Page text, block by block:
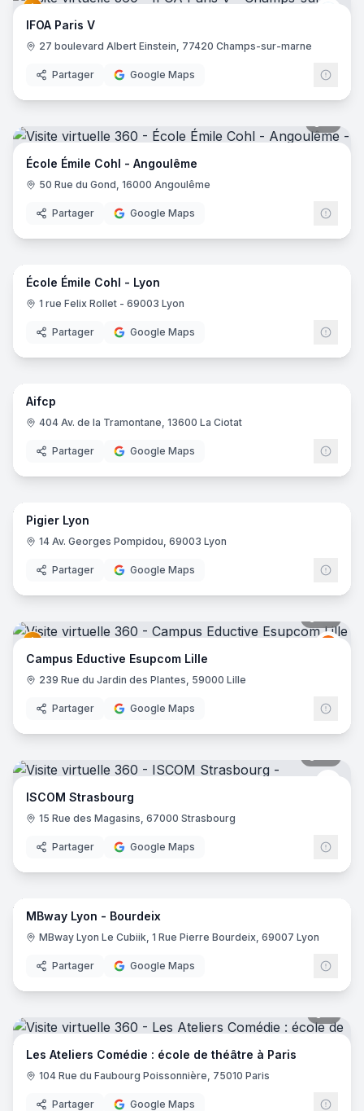
IFOA
IFOA Paris V
27 boulevard Albert Einstein, 77420 Champs-sur-marne
Partager Google Maps
École Émile Cohl - Angoulême
50 Rue du Gond, 16000 Angoulême
Partager Google Maps
15
École Émile Cohl - Lyon
1 rue Felix Rollet - 69003 Lyon
Partager Google Maps
22
Aifcp
404 Av. de la Tramontane, 13600 La Ciotat
Partager Google Maps
69
Pigier Lyon
14 Av. Georges Pompidou, 69003 Lyon
Partager Google Maps
Campus Eductive Esupcom Lille
239 Rue du Jardin des Plantes, 59000 Lille
Partager Google Maps
ISCOM Strasbourg
15 Rue des Magasins, 67000 Strasbourg
Partager Google Maps
45
MBway Lyon - Bourdeix
MBway Lyon Le Cubiik, 1 Rue Pierre Bourdeix, 69007 Lyon
Partager Google Maps
Les Ateliers Comédie : école de théâtre à Paris
104 Rue du Faubourg Poissonnière, 75010 Paris
Partager Google Maps